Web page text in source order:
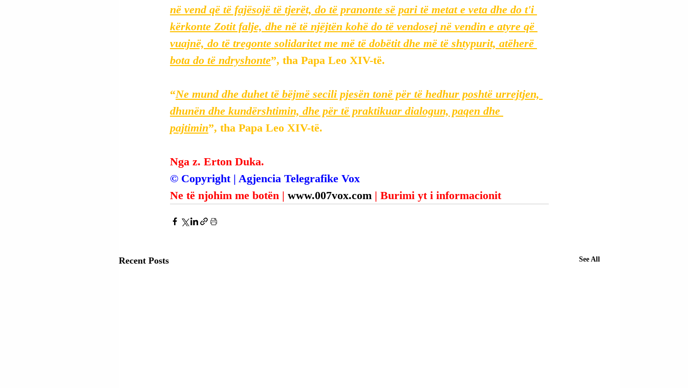
në vend që të fajësojë të tjerët, do të pranonte së pari të metat e veta dhe do t'i
kërkonte Zotit falje, dhe në të njëjtën kohë do të vendosej në vendin e atyre që
vuajnë, do të tregonte solidaritet me më të dobëtit dhe më të shtypurit, atëherë
bota do të ndryshonte”, tha Papa Leo XIV-të.
“Ne mund dhe duhet të bëjmë secili pjesën tonë për të hedhur poshtë urrejtjen,
dhunën dhe kundërshtimin, dhe për të praktikuar dialogun, paqen dhe
pajtimin”, tha Papa Leo XIV-të.
Nga z. Erton Duka.
© Copyright | Agjencia Telegrafike Vox
Ne të njohim me botën | www.007vox.com | Burimi yt i informacionit
Recent Posts See All